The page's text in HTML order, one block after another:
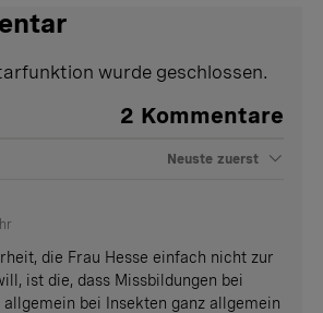
wurde geschlossen.
2 Kommentare
Neuste zuerst
die Frau Hesse einfach nicht zur
ist die, dass Missbildungen bei
allgemein bei Insekten ganz allgemein